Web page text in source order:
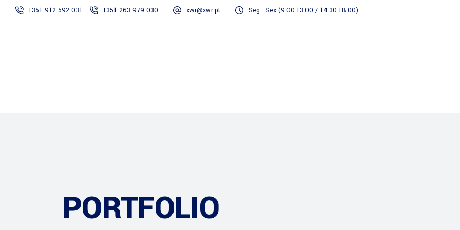
+351 912 592 031 +351 263 979 030 xwr@xwr.pt Seg - Sex (9:00-13:00 / 14:30-18:00)
PORTFOLIO